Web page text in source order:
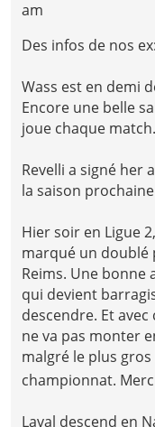
am
Des infos de nos ex:
Wass est en demi
Encore une belle
joue chaque match.
Revelli a signé her
la saison prochaine
Hier soir en Ligue
marqué un doublé
Reims. Une bonne
qui devient
descendre. Et
ne va pas monter
malgré le plus
championnat.
Laval descend en